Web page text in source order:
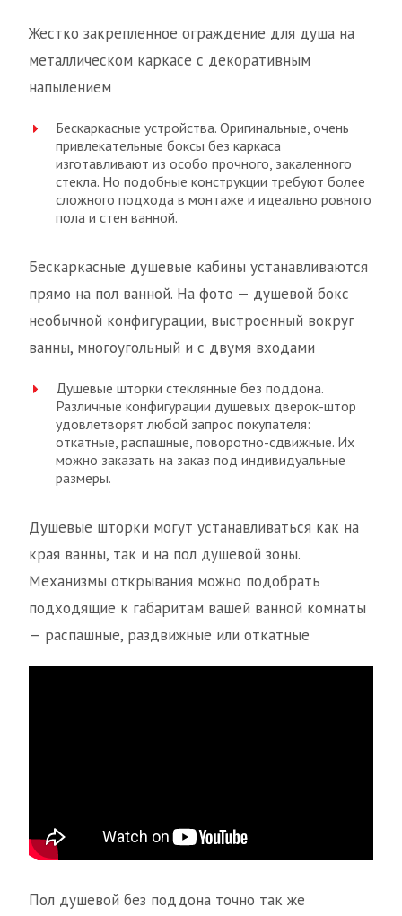
Жестко закрепленное ограждение для душа на
металлическом каркасе с декоративным
напылением
Бескаркасные устройства. Оригинальные, очень
привлекательные боксы без каркаса
изготавливают из особо прочного, закаленного
стекла. Но подобные конструкции требуют более
сложного подхода в монтаже и идеально ровного
пола и стен ванной.
Бескаркасные душевые кабины устанавливаются
прямо на пол ванной. На фото — душевой бокс
необычной конфигурации, выстроенный вокруг
ванны, многоугольный и с двумя входами
Душевые шторки стеклянные без поддона.
Различные конфигурации душевых дверок-штор
удовлетворят любой запрос покупателя:
откатные, распашные, поворотно-сдвижные. Их
можно заказать на заказ под индивидуальные
размеры.
Душевые шторки могут устанавливаться как на
края ванны, так и на пол душевой зоны.
Механизмы открывания можно подобрать
подходящие к габаритам вашей ванной комнаты
— распашные, раздвижные или откатные
Пол душевой без поддона точно так же